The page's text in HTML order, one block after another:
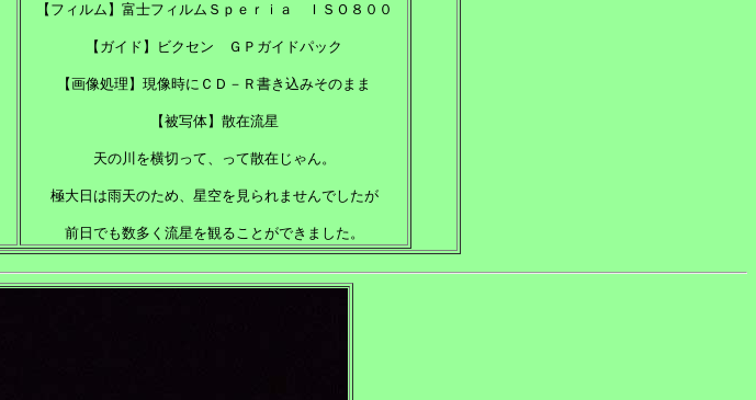
【フィルム】富士フィルムＳｐｅｒｉａ ＩＳＯ８００
【ガイド】ビクセン ＧＰガイドパック
【画像処理】現像時にＣＤ－Ｒ書き込みそのまま
【被写体】散在流星
天の川を横切って、って散在じゃん。
極大日は雨天のため、星空を見られませんでしたが
前日でも数多く流星を観ることができました。